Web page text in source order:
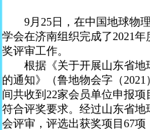
9月25日，在中国地球物理
学会在济南组织完成了2021
奖评审工作。
根据《关于开展山东省地
的通知》（鲁地物会字（
间共收到22家会员单位申报
符合评奖要求。经过山东省
会评审，评选出获奖项目67